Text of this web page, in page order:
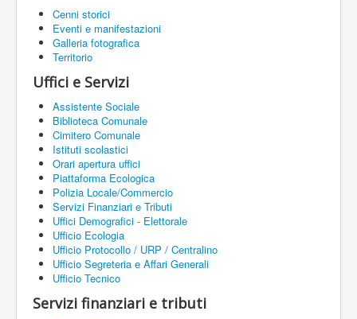
Cenni storici
Eventi e manifestazioni
Galleria fotografica
Territorio
Uffici e Servizi
Assistente Sociale
Biblioteca Comunale
Cimitero Comunale
Istituti scolastici
Orari apertura uffici
Piattaforma Ecologica
Polizia Locale/Commercio
Servizi Finanziari e Tributi
Uffici Demografici - Elettorale
Ufficio Ecologia
Ufficio Protocollo / URP / Centralino
Ufficio Segreteria e Affari Generali
Ufficio Tecnico
Servizi finanziari e tributi